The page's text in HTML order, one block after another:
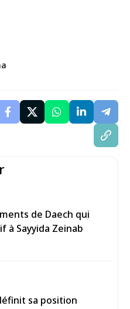
de Daech qui
à Sayyida Zeinab
sa position